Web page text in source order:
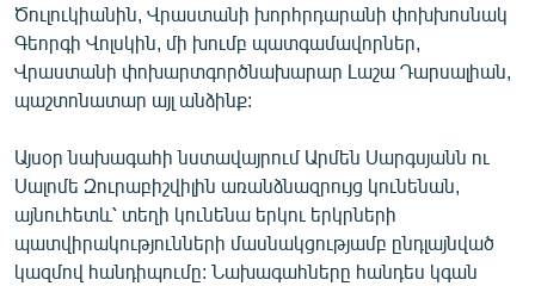
Հայերեն
English
Русский
ՀԵՏԵՎԵՔ ՄԵԶ
Ծուլուկիանին, Վրաստանի խորհրդարանի փոխխոսնակ
Գեորգի Վոլսկին, մի խումբ պատգամավորներ,
Վրաստանի փոխարտգործնախարար Լաշա Դարսալիան,
պաշտոնատար այլ անձինք:
Այսօր նախագահի նստավայրում Արմեն Սարգսյանն ու
Սալոմե Զուրաբիշվիլին առանձնազրույց կունենան,
այնուհետև՝ տեղի կունենա երկու երկրների
պատվիրակությունների մասնակցությամբ ընդլայնված
կազմով հանդիպումը: Նախագահները հանդես կգան